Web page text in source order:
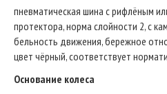
пневматическая шина с рифлёным
протектора, норма слойности 2, с
бельность движения, бережное
цвет чёрный, соответствует
Основание колеса